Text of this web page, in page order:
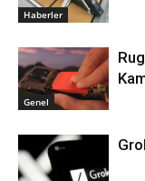
Haberler
Genel